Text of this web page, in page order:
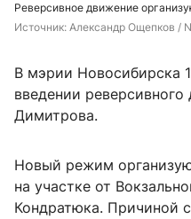
Реверсивное движение
Источник: Александр Ощепков /
В мэрии Новосибирска
введении
Димитрова.
Новый режим
на участке от
Кондратюка. Причиной